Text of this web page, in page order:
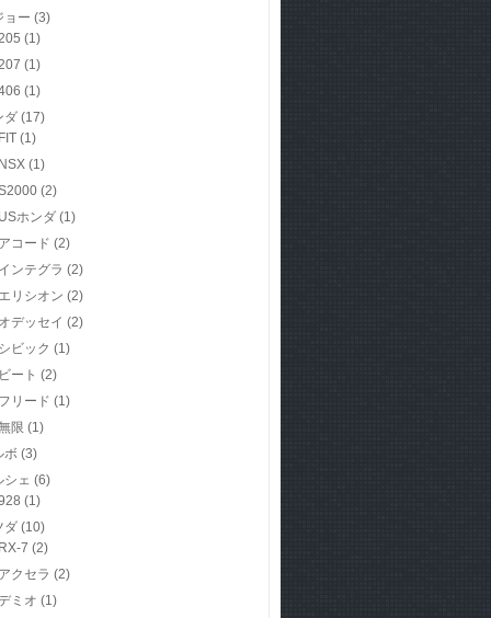
ョー (3)
(1)
(1)
(1)
ダ (17)
FIT (1)
NSX (1)
(2)
USホンダ (1)
アコード (2)
インテグラ (2)
エリシオン (2)
オデッセイ (2)
シビック (1)
ビート (2)
フリード (1)
限 (1)
ボ (3)
シェ (6)
(1)
ダ (10)
RX-7 (2)
アクセラ (2)
ミオ (1)